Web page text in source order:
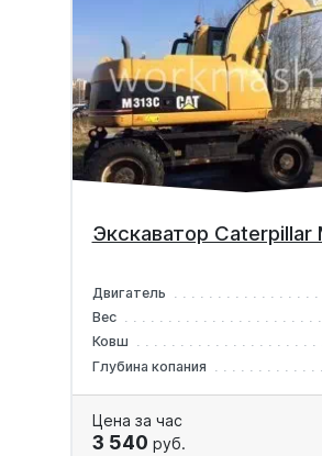
Экскаватор Caterpillar
Двигатель
Вес
Ковш
Глубина копания
Цена за час
3 540 руб.